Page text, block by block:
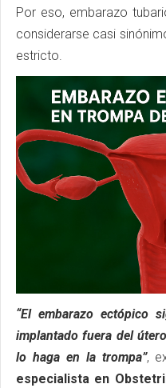
Por eso, embarazo
considerarse casi
estricto.
“El embarazo ectópico
implantado fuera del
lo haga en la trompa”,
especialista en